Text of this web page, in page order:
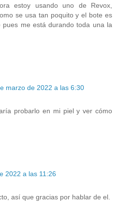
estoy usando uno de Revox,
se usa tan poquito y el bote es
me está durando toda una la
marzo de 2022 a las 6:30
probarlo en mi piel y ver cómo
2022 a las 11:26
así que gracias por hablar de el.